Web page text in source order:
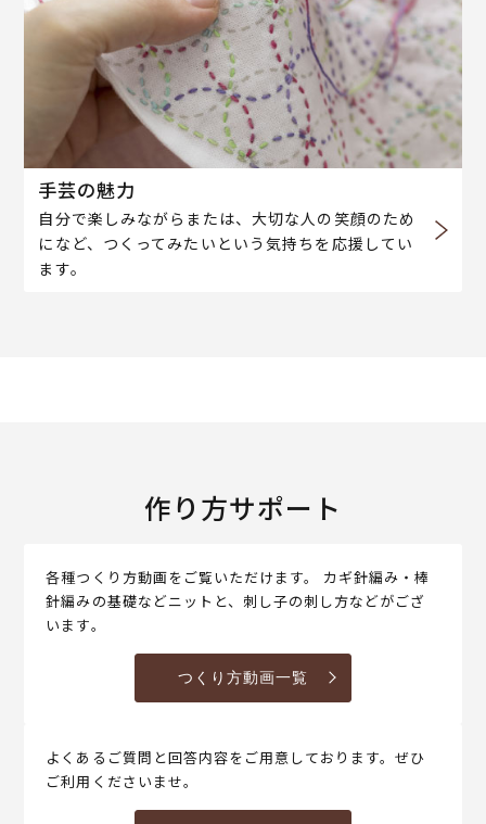
手芸の魅力
自分で楽しみながらまたは、大切な人の笑顔のため
になど、つくってみたいという気持ちを応援してい
ます。
作り方サポート
各種つくり方動画をご覧いただけます。 カギ針編み・棒
針編みの基礎などニットと、刺し子の刺し方などがござ
います。
つくり方動画一覧
よくあるご質問と回答内容をご用意しております。ぜひ
ご利用くださいませ。